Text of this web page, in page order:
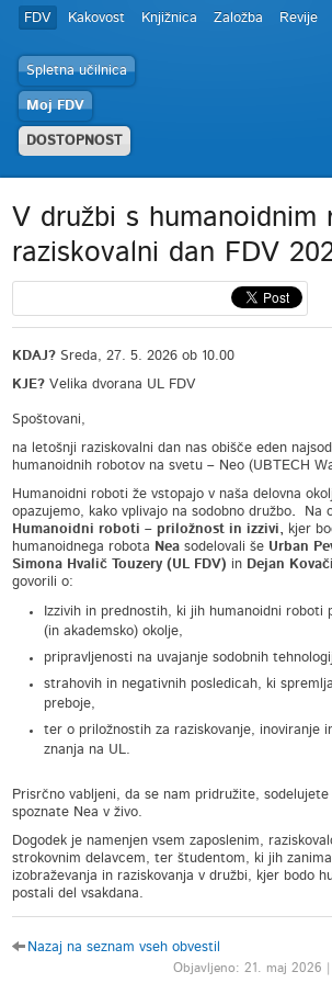
FDV Kakovost Knjižnica Založba Revije
Spletna učilnica
Moj FDV
DOSTOPNOST
V družbi s humanoidnim
raziskovalni dan FDV
KDAJ?Sreda, 27. 5. 2026 ob 10.00
KJE? Velika dvorana UL FDV
Spoštovani,
na letošnji raziskovalni dan nas obišče eden
humanoidnih robotov na svetu – Neo (UBTECH
Humanoidni roboti že vstopajo v naša delovna
opazujemo, kako vplivajo na sodobno družbo. Na
Humanoidni roboti– priložnost in izzivi, kjer
humanoidnega robota Neasodelovali še Urban
Simona Hvalič Touzery (UL FDV) in Dejan
govorili o:
Izzivih in prednostih, ki jih humanoidni roboti
(in akademsko) okolje,
pripravljenosti na uvajanje sodobnih
strahovih in negativnih posledicah, ki
preboje,
ter o priložnostih za raziskovanje, inoviranje
znanja na UL.
Prisrčno vabljeni, da se nam pridružite,
spoznate Nea v živo.
Dogodek je namenjen vsem zaposlenim,
strokovnim delavcem, ter študentom, ki jih
izobraževanja in raziskovanja v družbi, kjer bodo
postali del vsakdana.
Nazaj na seznam vseh obvestil
Objavljeno: 21. maj 2026